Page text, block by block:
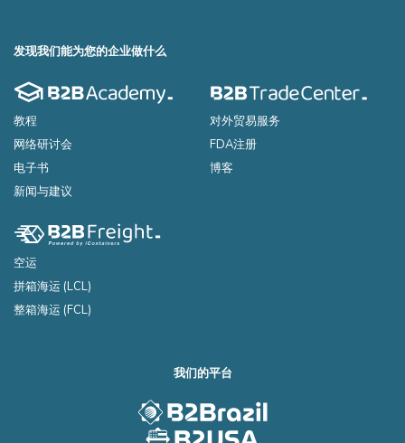
发现我们能为您的企业做什么
教程
网络研讨会
电子书
新闻与建议
对外贸易服务
FDA注册
博客
空运
拼箱海运 (LCL)
整箱海运 (FCL)
我们的平台